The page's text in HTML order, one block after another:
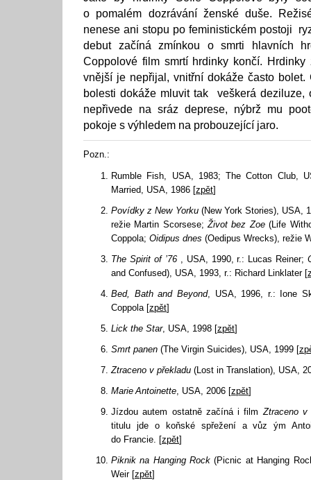
o pomalém dozrávání ženské duše.
nenese ani stopu po feministickém postoji
debut začíná zmínkou o smrti hlavních
Coppolové film smrtí hrdinky končí.
vnější je nepřijal, vnitřní dokáže často bolet.
bolesti dokáže mluvit tak veškerá deziluze,
nepřivede na sráz deprese, nýbrž mu
pokoje s výhledem na probouzející jaro.
Pozn.:
Rumble Fish, USA, 1983; The Cotton Club,
Married, USA, 1986 [zpět]
Povídky z New Yorku(New York Stories), USA,
režie Martin Scorsese;Život bez Zoe(Life
Coppola; Oidipus dnes (Oedipus Wrecks), režie
The Spirit of ’76
, USA, 1990, r.: Lucas Reiner;
and Confused), USA, 1993, r.: Richard Linklater [
Bed, Bath and Beyond, USA, 1996, r.: Ione
Coppola [zpět]
Lick the Star, USA, 1998 [zpět]
Smrt panen (The Virgin Suicides), USA, 1999 [
Ztraceno v překladu (Lost in Translation), USA,
Marie Antoinette , USA, 2006 [zpět]
Jízdou autem ostatně začíná i film Ztraceno v
titulu jde o koňské spřežení a vůz ým
do Francie. [zpět]
Piknik na Hanging Rock (Picnic at Hanging
Weir [zpět]